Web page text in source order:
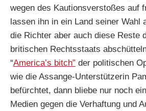
wegen des Kautionsverstoßes auf
lassen ihn in ein Land seiner
die Richter aber auch diese Reste
britischen Rechtsstaats
“America’s bitch” der politischen
wie die Assange-Unterstützerin
befürchtet, dann bliebe nur noch
Medien gegen die Verhaftung und